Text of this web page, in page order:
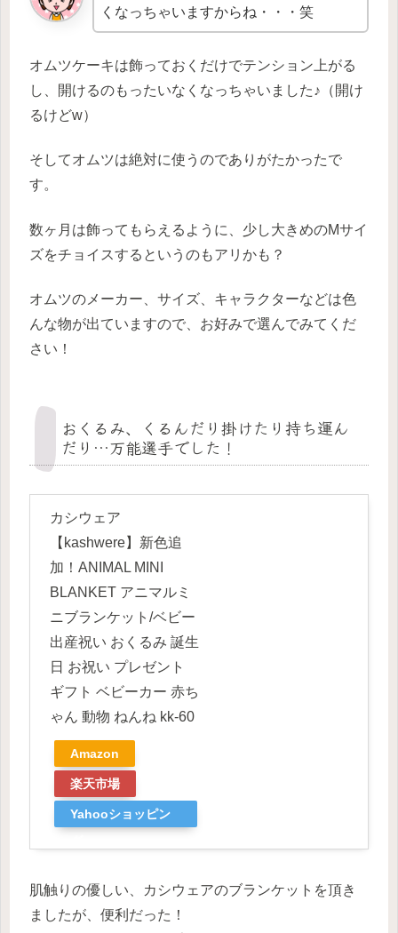
くなっちゃいますからね・・・笑
オムツケーキは飾っておくだけでテンション上がる
し、開けるのもったいなくなっちゃいました♪（開け
るけどw）
そしてオムツは絶対に使うのでありがたかったで
す。
数ヶ月は飾ってもらえるように、少し大きめのMサイ
ズをチョイスするというのもアリかも？
オムツのメーカー、サイズ、キャラクターなどは色
んな物が出ていますので、お好みで選んでみてくだ
さい！
おくるみ、くるんだり掛けたり持ち運ん
だり…万能選手でした！
カシウェア
【kashwere】新色追
加！ANIMAL MINI
BLANKET アニマルミ
ニブランケット/ベビー
出産祝い おくるみ 誕生
日 お祝い プレゼント
ギフト ベビーカー 赤ち
ゃん 動物 ねんね kk-60
Amazon
楽天市場
Yahooショッピン
肌触りの優しい、カシウェアのブランケットを頂き
ましたが、便利だった！